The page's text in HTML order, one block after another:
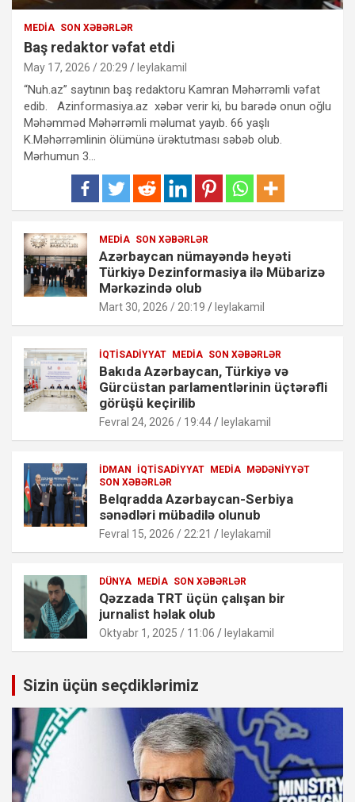
MEDIA SON XƏBƏRLƏR
Baş redaktor vəfat etdi
May 17, 2026 / 20:29 leylakamil
“Nuh.az” saytının baş redaktoru Kamran Məhərrəmli vəfat
edib. Azinformasiya.az xəbər verir ki, bu barədə onun oğlu
Məhəmməd Məhərrəmli məlumat yayıb. 66 yaşlı
K.Məhərrəmlinin ölümünə ürəktutması səbəb olub.
Mərhumun 3…
MEDIA SON XƏBƏRLƏR
Azərbaycan nümayəndə heyəti
Türkiyə Dezinformasiya ilə Mübarizə
Mərkəzində olub
Mart 30, 2026 / 20:19 leylakamil
İQTISADIYYAT MEDIA SON XƏBƏRLƏR
Bakıda Azərbaycan, Türkiyə və
Gürcüstan parlamentlərinin üçtərəfli
görüşü keçirilib
Fevral 24, 2026 / 19:44 leylakamil
İDMAN İQTISADIYYAT MEDIA MƏDƏNIYYƏT
SON XƏBƏRLƏR
Belqradda Azərbaycan-Serbiya
sənədləri mübadilə olunub
Fevral 15, 2026 / 22:21 leylakamil
DÜNYA MEDIA SON XƏBƏRLƏR
Qəzzada TRT üçün çalışan bir
jurnalist həlak olub
Oktyabr 1, 2025 / 11:06 leylakamil
Sizin üçün seçdiklərimiz